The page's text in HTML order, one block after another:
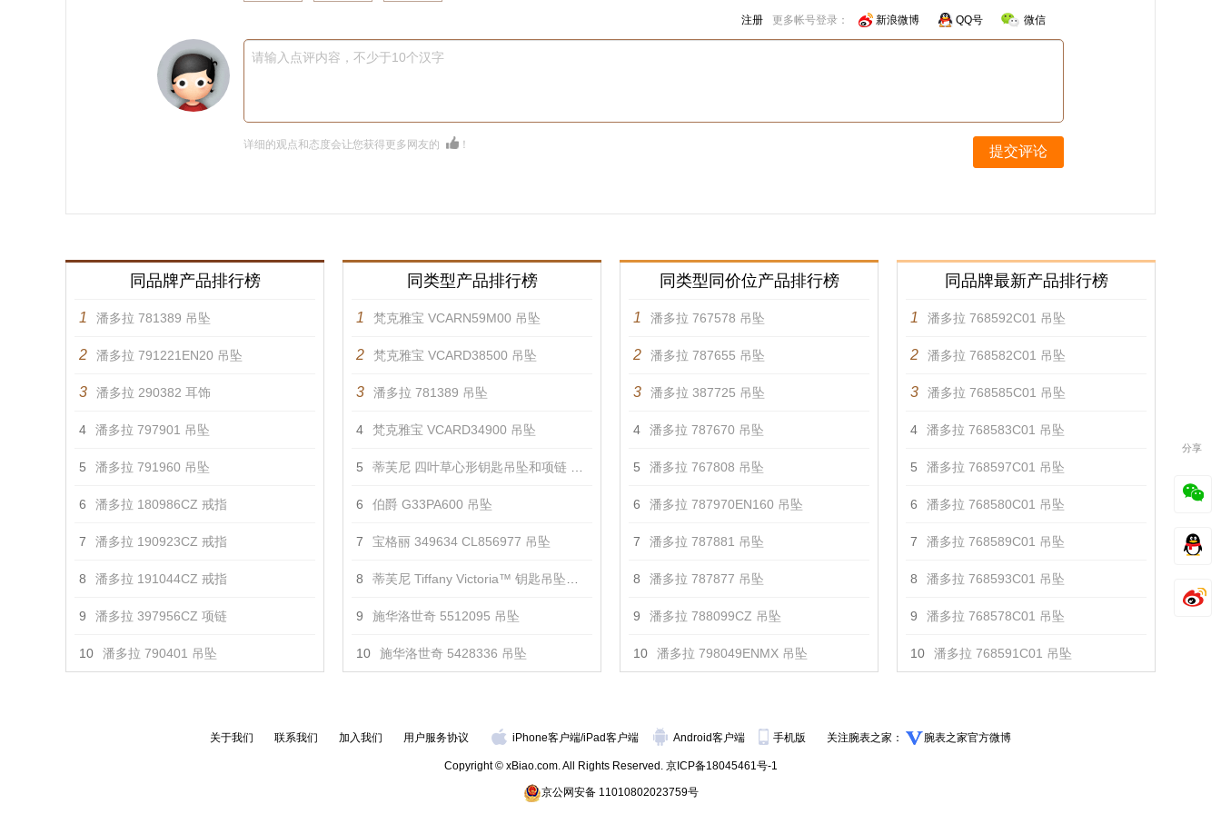
注册 更多帐号登录： 新浪微博 QQ号 微信
请输入点评内容，不少于10个汉字
详细的观点和态度会让您获得更多网友的 ！ 提交评论
同品牌产品排行榜
1 潘多拉 781389 吊坠
2 潘多拉 791221EN20 吊坠
3 潘多拉 290382 耳饰
4 潘多拉 797901 吊坠
5 潘多拉 791960 吊坠
6 潘多拉 180986CZ 戒指
7 潘多拉 190923CZ 戒指
8 潘多拉 191044CZ 戒指
9 潘多拉 397956CZ 项链
10 潘多拉 790401 吊坠
同类型产品排行榜
1 梵克雅宝 VCARN59M00 吊坠
2 梵克雅宝 VCARD38500 吊坠
3 潘多拉 781389 吊坠
4 梵克雅宝 VCARD34900 吊坠
5 蒂芙尼 四叶草心形钥匙吊坠和项链 吊坠
6 伯爵 G33PA600 吊坠
7 宝格丽 349634 CL856977 吊坠
8 蒂芙尼 Tiffany Victoria™ 钥匙吊坠项链 吊坠
9 施华洛世奇 5512095 吊坠
10 施华洛世奇 5428336 吊坠
同类型同价位产品排行榜
1 潘多拉 767578 吊坠
2 潘多拉 787655 吊坠
3 潘多拉 387725 吊坠
4 潘多拉 787670 吊坠
5 潘多拉 767808 吊坠
6 潘多拉 787970EN160 吊坠
7 潘多拉 787881 吊坠
8 潘多拉 787877 吊坠
9 潘多拉 788099CZ 吊坠
10 潘多拉 798049ENMX 吊坠
同品牌最新产品排行榜
1 潘多拉 768592C01 吊坠
2 潘多拉 768582C01 吊坠
3 潘多拉 768585C01 吊坠
4 潘多拉 768583C01 吊坠
5 潘多拉 768597C01 吊坠
6 潘多拉 768580C01 吊坠
7 潘多拉 768589C01 吊坠
8 潘多拉 768593C01 吊坠
9 潘多拉 768578C01 吊坠
10 潘多拉 768591C01 吊坠
关于我们 联系我们 加入我们 用户服务协议 iPhone客户端/iPad客户端 Android客户端 手机版 关注腕表之家： 腕表之家官方微博
Copyright © xBiao.com. All Rights Reserved. 京ICP备18045461号-1
京公网安备 11010802023759号
分享